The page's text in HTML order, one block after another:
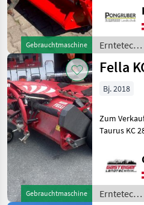
Erntetechnik
Gruenland
Aufbereiter
KATEGORIE
WÄHLEN
Fella
Kuhn
Kurmann
Vicon
Gebrauchtmaschine
+ wurde
stand
wird im Ku
Grünland /
Fella
Gebrauchtmaschine
Fella
Bj. 2018
Zum
Taurus KC
Tastrad
Robuste und